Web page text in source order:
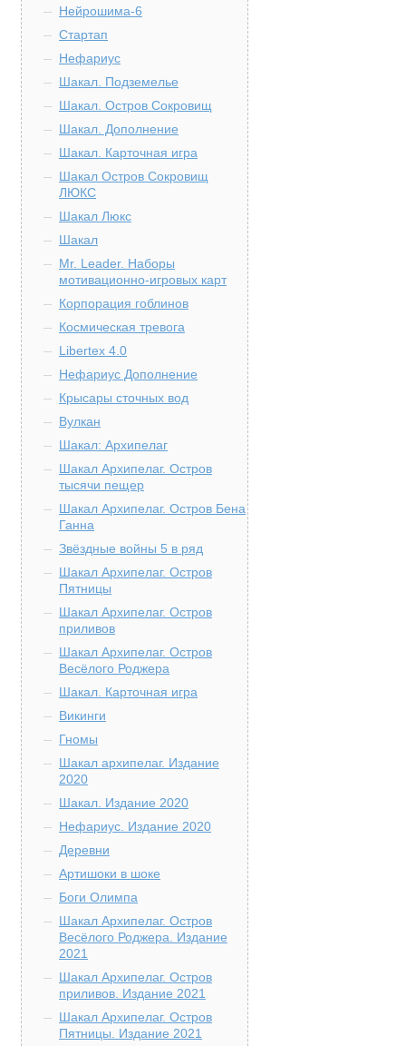
Нейрошима-6
Стартап
Нефариус
Шакал. Подземелье
Шакал. Остров Сокровищ
Шакал. Дополнение
Шакал. Карточная игра
Шакал Остров Сокровищ
ЛЮКС
Шакал Люкс
Шакал
Mr. Leader. Наборы
мотивационно-игровых карт
Корпорация гоблинов
Космическая тревога
Libertex 4.0
Нефариус Дополнение
Крысары сточных вод
Вулкан
Шакал: Архипелаг
Шакал Архипелаг. Остров
тысячи пещер
Шакал Архипелаг. Остров Бена
Ганна
Звёздные войны 5 в ряд
Шакал Архипелаг. Остров
Пятницы
Шакал Архипелаг. Остров
приливов
Шакал Архипелаг. Остров
Весёлого Роджера
Шакал. Карточная игра
Викинги
Гномы
Шакал архипелаг. Издание
2020
Шакал. Издание 2020
Нефариус. Издание 2020
Деревни
Артишоки в шоке
Боги Олимпа
Шакал Архипелаг. Остров
Весёлого Роджера. Издание
2021
Шакал Архипелаг. Остров
приливов. Издание 2021
Шакал Архипелаг. Остров
Пятницы. Издание 2021